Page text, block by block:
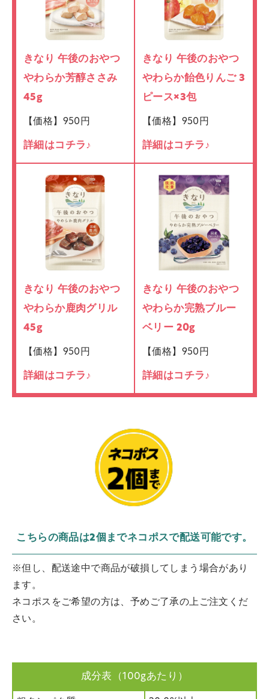
きなり 午後のおやつ
やわらか芳醇ささみ
45g
【価格】950円
詳細はコチラ♪
きなり 午後のおやつ
やわらか飴色りんご 3
ピース×3包
【価格】950円
詳細はコチラ♪
きなり 午後のおやつ
やわらか鹿肉グリル
45g
【価格】950円
詳細はコチラ♪
きなり 午後のおやつ
やわらか完熟ブルー
ベリー 20g
【価格】950円
詳細はコチラ♪
こちらの商品は2個までネコポスで配送可能です。
※但し、配送途中で商品が破損してしまう場合があり
ます。
ネコポスをご希望の方は、予めご了承の上ご注文くだ
さい。
成分表（100gあたり）